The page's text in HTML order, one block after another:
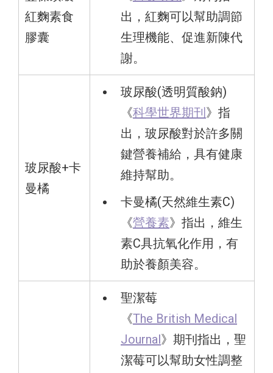
紅麴素食
膠囊
出，紅麴可以幫助調節
生理機能、促進新陳代
謝。
玻尿酸+卡
曼橘
玻尿酸(透明質酸鈉)
《科學世界期刊 》指
出，玻尿酸對於許多關
鍵營養補給，具有健康
維持幫助。
卡曼橘(天然維生素C)
《營養素》指出，維生
素C具抗氧化作用，有
助於養顏美容。
聖潔莓
《The British Medical
Journal 》期刊指出，聖
潔莓可以幫助女性調整